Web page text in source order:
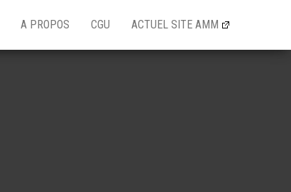
A PROPOS CGU ACTUEL SITE AMM